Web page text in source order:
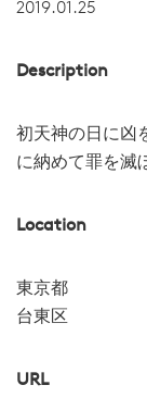
2019.01.25
Description
初天神の日に凶
に納めて罪を滅
Location
東京都
台東区
URL